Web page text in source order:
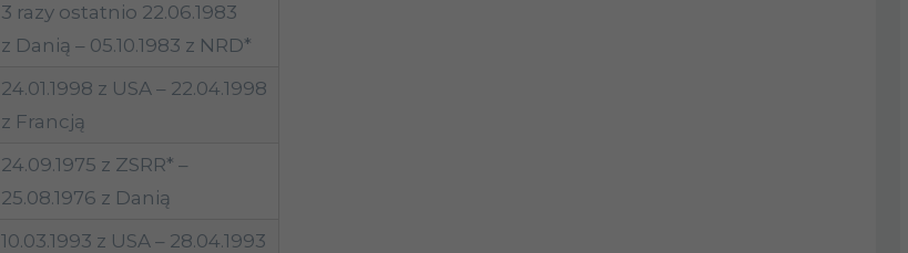
3 razy ostatnio 22.06.1983
z Danią – 05.10.1983 z NRD*
24.01.1998 z USA – 22.04.1998
z Francją
24.09.1975 z ZSRR* –
25.08.1976 z Danią
10.03.1993 z USA – 28.04.1993